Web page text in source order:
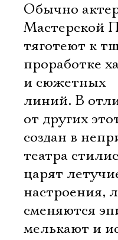
Обычно
Мастерской
тяготеют к
проработке
и сюжетных
линий. В
от других
создан в
театра
царят
настроения,
сменяются
мелькают и